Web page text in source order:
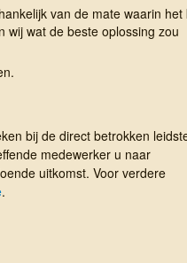
van de mate waarin het
wij wat de beste oplossing zou
bij de direct betrokken
medewerker u naar
uitkomst. Voor verdere
.